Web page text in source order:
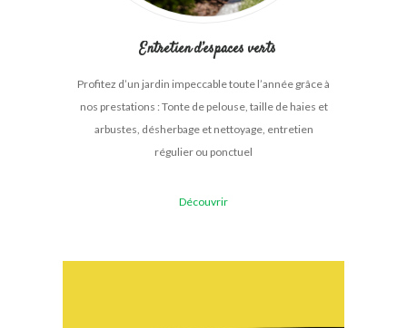
Entretien d’espaces verts
Profitez d’un jardin impeccable toute l’année grâce à
nos prestations : Tonte de pelouse, taille de haies et
arbustes, désherbage et nettoyage, entretien
régulier ou ponctuel
Découvrir